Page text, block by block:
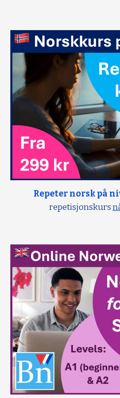
Repeter norsk på
repetisjonskurs